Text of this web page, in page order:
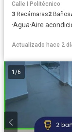
Calle I Politécnico
3 Recámaras2 Baños
·Agua·Aire
Actualizado hace 2
1 /6